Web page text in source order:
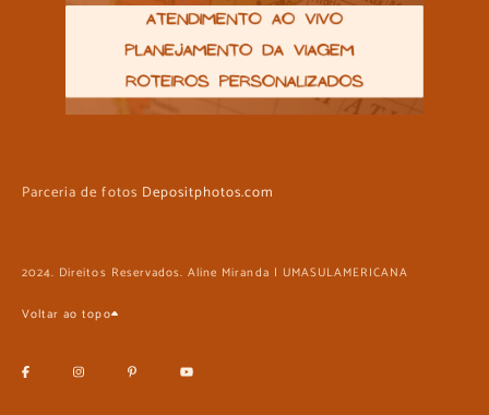
Parceria de fotos Depositphotos.com
2024. Direitos Reservados. Aline Miranda | UMASULAMERICANA
Voltar ao topo